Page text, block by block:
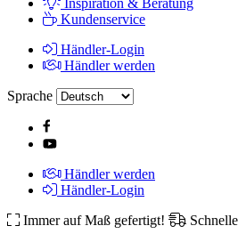
Inspiration & Beratung
Kundenservice
Händler-Login
Händler werden
Sprache
Händler werden
Händler-Login
Immer auf Maß gefertigt!